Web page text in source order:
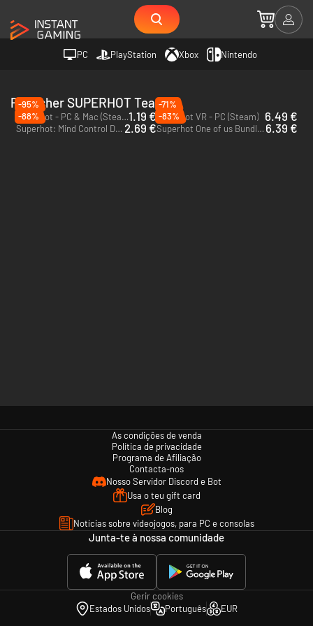
PC PlayStation Xbox Nintendo
Publisher SUPERHOT Team
-95%
Superhot - PC & Mac (Steam)1.19 €
-71%
Superhot VR - PC (Steam)
6.49 €
-88%
Superhot: Mind Control Delete - PC & Mac (Steam) 2.69 €
-83%
Superhot One of us Bundle - PC (Steam) 6.39 €
As condições de venda
Política de privacidade
Programa de Afiliação
Contacta-nos
Nosso Servidor Discord e Bot
Usa o teu gift card
Blog
Notícias sobre videojogos, para PC e consolas
Junta-te à nossa comunidade
Gerir cookies
Estados Unidos
Português EUR